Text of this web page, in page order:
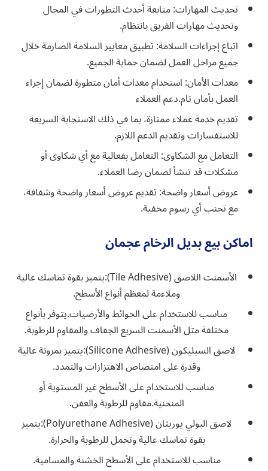
تحديث المهارات: متابعة أحدث التطورات في المجال
وتحديث مهارات الفريق بانتظام.
اتباع إجراءات السلامة: تطبيق معايير السلامة الصارمة خلال
جميع مراحل العمل لضمان حماية الجميع.
معدات الأمان: استخدام معدات أمان متطورة لضمان إجراء
العمل بأمان تام.دعم العملاء
تقديم خدمة عملاء ممتازة، بما في ذلك الاستجابة السريعة
للاستفسارات وتقديم الدعم اللازم.
التعامل مع الشكاوى: التعامل بفعالية مع أي شكاوى أو
مشكلات قد تنشأ لضمان رضا العملاء.
عروض أسعار واضحة: تقديم عروض أسعار واضحة وشفافة،
مع تجنب أي رسوم مخفية.
‏اماكن بيع بديل الرخام عجمان
الأسمنت اللاصق (Tile Adhesive):يتميز بقوة تماسك عالية
وملاءمة لمعظم أنواع الأسطح.
مناسب للاستخدام على الحوائط والأرضيات.يتوفر بأنواع
مختلفة مثل الأسمنت السريع الجفاف والمقاوم للرطوبة.
لاصق السيليكون (Silicone Adhesive):يتميز بمرونة عالية
وقدرة على امتصاص الاهتزازات والتمدد.
مناسب للاستخدام على الأسطح غير المستوية أو
المنحنية.مقاوم للرطوبة والعفن.
لاصق البولي يوريثان (Polyurethane Adhesive):يتميز
بقوة تماسك عالية وتحمل للرطوبة والحرارة.
مناسب للاستخدام على الأسطح الخشنة والمسامية.